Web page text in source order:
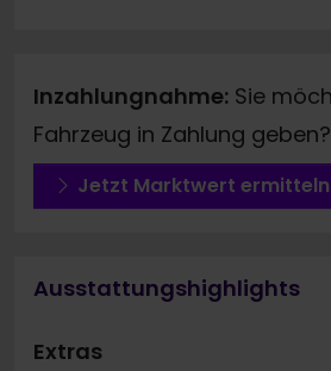
Inzahlungnahme: Sie
Fahrzeug in Zahlung geben?
Jetzt Marktwert ermitteln
Ausstattungshighlights
Extras